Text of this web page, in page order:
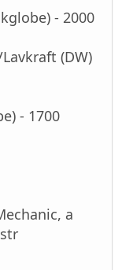
- 2000
(DW)
- 1700
a